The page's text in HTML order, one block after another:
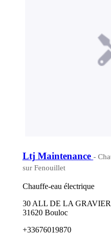
Ltj Maintenance -
sur Fenouillet
Chauffe-eau électrique
30 ALL DE LA
31620 Bouloc
+33676019870